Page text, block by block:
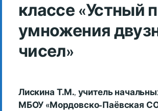
классе «Устный
умножения
чисел»
Лискина Т.М., учитель
МБОУ «Мордовско-Паёвская